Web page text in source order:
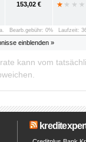
einblenden »
153,02 €
Bearb.gebühr: 0% Laufzeit:
kann vom